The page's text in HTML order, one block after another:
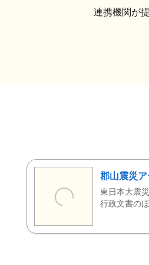
連携機関が
郡山震災
東日本大震
行政文書の